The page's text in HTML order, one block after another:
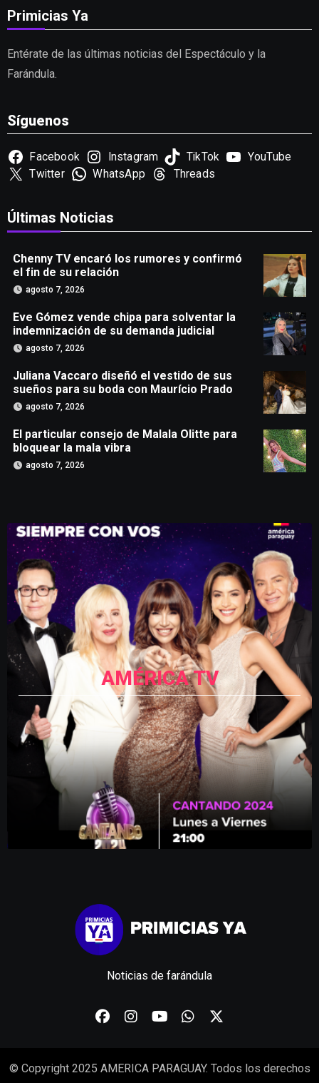
Primicias Ya
Entérate de las últimas noticias del Espectáculo y la
Farándula.
Síguenos
Facebook Instagram TikTok
YouTube
Twitter
WhatsApp Threads
Últimas Noticias
Chenny TV encaró los rumores y confirmó
el fin de su relación
agosto 7, 2026
Eve Gómez vende chipa para solventar la
indemnización de su demanda judicial
agosto 7, 2026
Juliana Vaccaro diseñó el vestido de sus
sueños para su boda con Maurício Prado
agosto 7, 2026
El particular consejo de Malala Olitte para
bloquear la mala vibra
agosto 7, 2026
AMÉRICA TV
Noticias de farándula
© Copyright 2025 AMERICA PARAGUAY. Todos los derechos